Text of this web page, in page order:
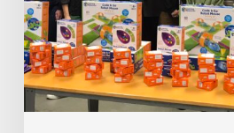
INP
–
Esisar